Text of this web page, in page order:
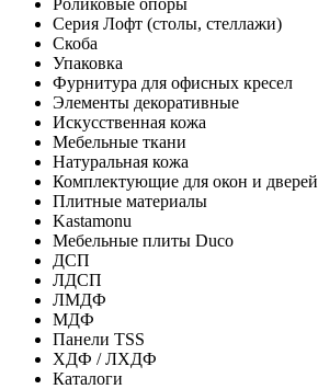
Роликовые опоры
Серия Лофт (столы, стеллажи)
Скоба
Упаковка
Фурнитура для офисных кресел
Элементы декоративные
Искусственная кожа
Мебельные ткани
Натуральная кожа
Комплектующие для окон и дверей
Плитные материалы
Kastamonu
Мебельные плиты Duco
ДСП
ЛДСП
ЛМДФ
МДФ
Панели TSS
ХДФ / ЛХДФ
Каталоги